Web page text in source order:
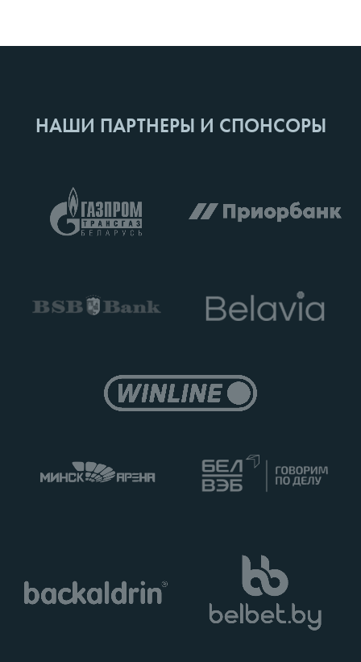
НАШИ ПАРТНЕРЫ И СПОНСОРЫ